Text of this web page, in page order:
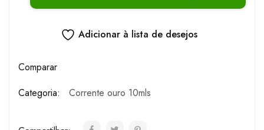
Adicionar à lista de desejos
Comparar
Categoria:
Corrente ouro 10mls